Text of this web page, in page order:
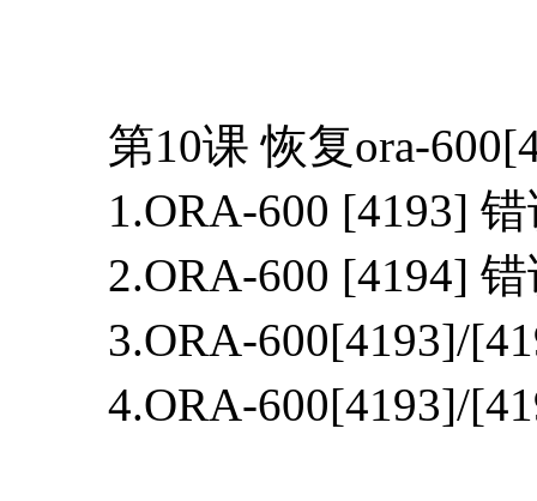
第10课 恢复ora-
1.ORA-600 [4193]
2.ORA-600 [4194]
3.ORA-600[4193]/
4.ORA-600[4193]/